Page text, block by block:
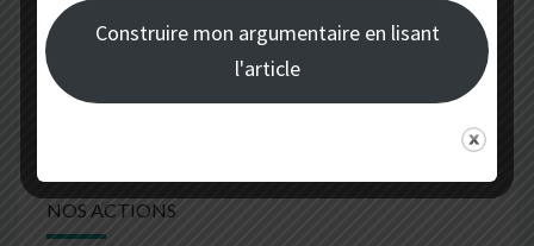
Tous les articles
Tout savoir sur le projet de carrière à Châteaugay
NOS ACTIONS
Construire mon argumentaire en lisant
l'article